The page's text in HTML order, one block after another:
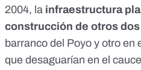
2004, la infraestructura
construcción de otros
barranco del Poyo y otro en
que desaguarían en el